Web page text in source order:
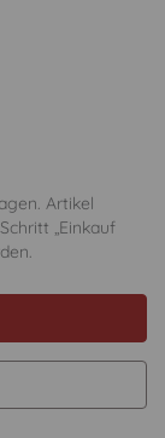
Artikel
„Einkauf